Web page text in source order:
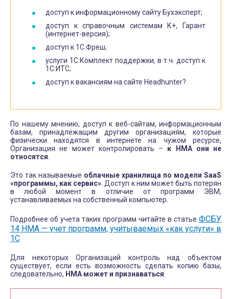
доступ к информационному сайту Бухэксперт;
доступ к справочным системам К+, Гарант
(интернет-версия);
доступ к 1С:Фреш;
услуги 1С:Комплект поддержки, в т.ч. доступ к
1С:ИТС;
доступ к вакансиям на сайте Headhunter?
По нашему мнению, доступ к веб-сайтам, информационным
базам, принадлежащим другим организациям, которые
физически находятся в интернете на чужом ресурсе,
Организация не может контролировать – к НМА они не
относятся
Это так называемые облачные хранилища по модели SaaS
«программы, как сервис» . Доступ к ним может быть потерян
в любой момент в отличие от программ ЭВМ,
устанавливаемых на собственный компьютер.
Подробнее об учета таких программ читайте в статье ФСБУ
14 НМА — учет программ, учитываемых «как услуги» в
1С
Для некоторых Организаций контроль над объектом
существует, если есть возможность сделать копию базы,
следовательно, НМА может и признаваться